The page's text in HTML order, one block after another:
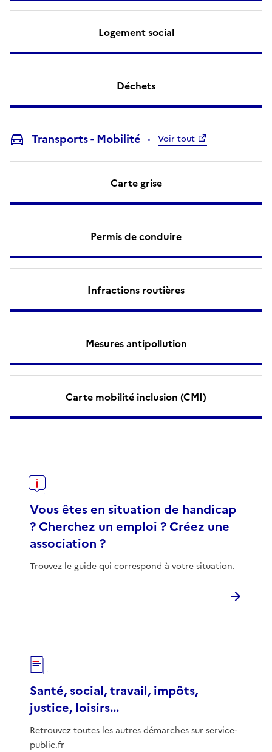
Logement social
Déchets
Transports - Mobilité Voir tout
Carte grise
Permis de conduire
Infractions routières
Mesures antipollution
Carte mobilité inclusion (CMI)
Vous êtes en situation de handicap
? Cherchez un emploi ? Créez une
association ?
Trouvez le guide qui correspond à votre situation.
Santé, social, travail, impôts,
justice, loisirs...
Retrouvez toutes les autres démarches sur service-
public.fr